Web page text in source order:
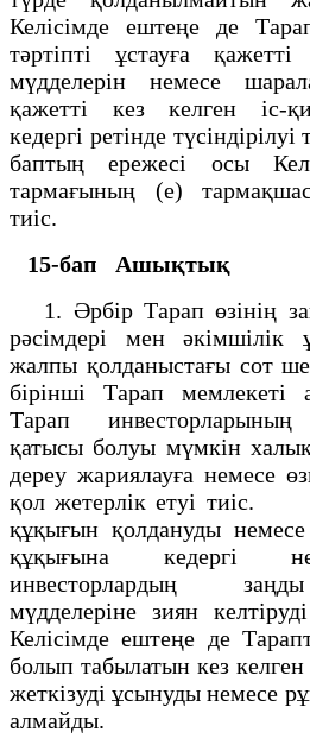
Келісімде ештеңе де
тәртіпті ұстауға қажетті
мүдделерін немесе
қажетті кез келген іс-
кедергі ретінде
баптың ережесі осы
тармағының (е)
тиіс.
15-бап
Ашықтық
1. Әрбір Тарап өзінің
рәсімдері мен әкімшілік
жалпы қолданыстағы сот
бірінші Тарап мемлекеті
Тарап инвесторларының
қатысы болуы мүмкін
дереу жариялауға немесе
қол жетерлік етуі
құқығын қолдануды
құқығына кедергі
инвесторлардың
мүдделеріне зиян
Келісімде ештеңе де
болып табылатын кез
жеткізуді ұсынуды немесе
алмайды.